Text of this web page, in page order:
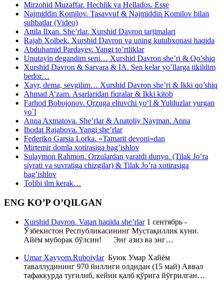
Mirzohid Muzaffar. Hechlik va Hellados. Esse
Najmiddin Komilov. Tasavvuf & Najmiddin Komilov bilan
suhbatlar (Video)
Attila Ilxan. She’rlar. Xurshid Davron tarjimalari
Rajab Xolbek. Xurshid Davron va uning kutubxonasi haqida
Abduhamid Pardayev. Yangi to’rtliklar
Unutayin degandim seni… Xurshid Davron she’ri & Qo’shiq
Xurshid Davron & Sarvara & IA. Sen kelar yo’llarga tikildim
bedor…
Xayr, dema, sevgilim… Xurshid Davron she’ri & Ikki qo’shiq
Ahmad A’zam. Asarlaridan fiqralar & Ikki kitob
Farhod Bobojonov. Orzuga eltuvchi yo‘l & Yulduzlar yurgan
yo`l
Anna Axmatova. She’rlar & Anatoliy Nayman. Anna
Ibodat Rajabova. Yangi she’rlar
Federiko Garsia Lorka. «Tamarit devoni»dan
Mirtemir domla xotirasiga bag’ishlov
Sulaymon Rahmon. Orzulardan yaratdi dunyo. (Tilak Jo’ra
siyrati va suvratiga chizgilar) & Tilak Jo’ra xotirasiga
bag’ishlov
Tolibi ilm kerak…
ENG KO’P O’QILGAN
Xurshid Davron. Vatan haqida she’rlar1 сентябрь -
Ўзбекистон Республикасининг Мустақиллик куни.
Айём муборак бўлсин! Энг азиз ва энг…
Umar Xayyom.RuboiylarБуюк Умар Хайём
таваллудининг 970 йиллиги олдидан (15 май) Аввал
тафаккурда туғилиб, кейин қалб қўрига йўғрилган…